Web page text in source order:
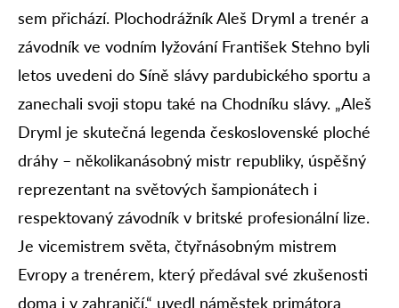
sem přichází. Plochodrážník Aleš Dryml a trenér a
závodník ve vodním lyžování František Stehno byli
letos uvedeni do Síně slávy pardubického sportu a
zanechali svoji stopu také na Chodníku slávy. „Aleš
Dryml je skutečná legenda československé ploché
dráhy – několikanásobný mistr republiky, úspěšný
reprezentant na světových šampionátech i
respektovaný závodník v britské profesionální lize.
Je vicemistrem světa, čtyřnásobným mistrem
Evropy a trenérem, který předával své zkušenosti
doma i v zahraničí.“ uvedl náměstek primátora